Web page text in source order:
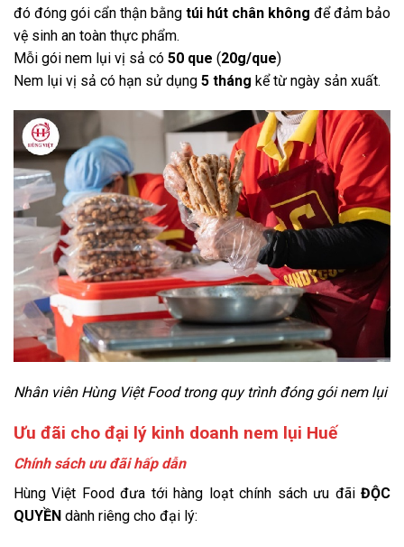
đó đóng gói cẩn thận bằng túi hút chân không để đảm bảo
vệ sinh an toàn thực phẩm.
Mỗi gói nem lụi vị sả có 50 que (20g/que)
Nem lụi vị sả có hạn sử dụng 5 tháng kể từ ngày sản xuất.
Nhân viên Hùng Việt Food trong quy trình đóng gói nem lụi
Ưu đãi cho đại lý kinh doanh nem lụi Huế
Chính sách ưu đãi hấp dẫn
Hùng Việt Food đưa tới hàng loạt chính sách ưu đãi ĐỘC
QUYỀN dành riêng cho đại lý: